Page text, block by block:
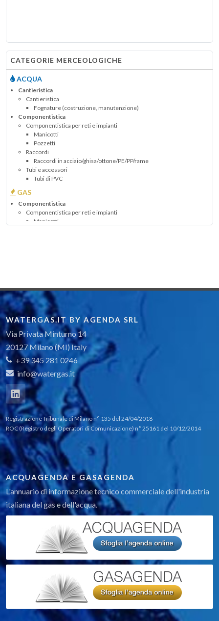
CATEGORIE MERCEOLOGICHE
ACQUA
Cantieristica
Cantieristica
Fognature (costruzione, manutenzione)
Componentistica
Componentistica per reti e impianti
Manicotti
Pozzetti
Raccordi
Raccordi in acciaio/ghisa/ottone/PE/PP/rame
Tubi e accessori
Tubi di PVC
GAS
Componentistica
Componentistica per reti e impianti
Manicotti
WATERGAS.IT BY AGENDA SRL
Via Privata Minturno 14
20127 Milano (MI) Italy
+39 345 281 0246
info@watergas.it
Registrazione Tribunale di Milano n° 135 del 24/04/2018
ROC (Registro degli Operatori di Comunicazione) n° 25161 del 10/12/2014
ACQUAGENDA E GASAGENDA
L'annuario di informazione tecnico commerciale dell'industria
italiana del gas e dell'acqua.